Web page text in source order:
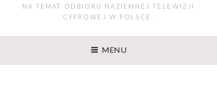
NA TEMAT ODBIORU NAZIEMNEJ TELEWIZJI
CYFROWEJ W POLSCE.
MENU